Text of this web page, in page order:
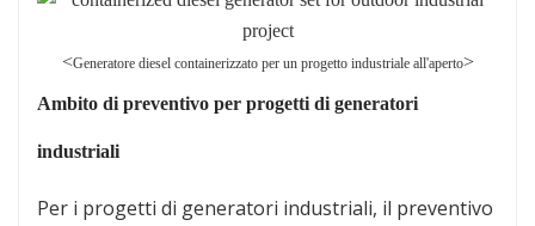
<Generatore diesel containerizzato per un progetto industriale all'aperto>
Ambito di preventivo per progetti di generatori
industriali
Per i progetti di generatori industriali, il preventivo